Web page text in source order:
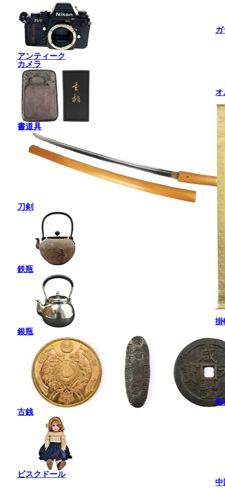
アンティーク
カメラ
書道具
刀剣
鉄瓶
銀瓶
古銭
ビスクドール
オ
掛
彫
中